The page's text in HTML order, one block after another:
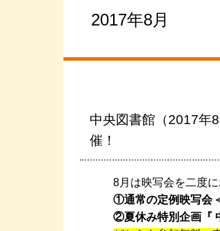
2017年8月
中央図書館（2017年
催！
8月は映写会を二度
①通常の定例映写会
②夏休み特別企画『